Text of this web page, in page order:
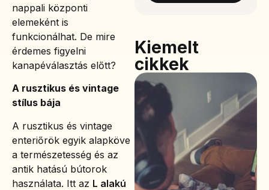
nappali központi
elemeként is
funkcionálhat. De mire
érdemes figyelni
kanapéválasztás előtt?
A rusztikus és vintage
stílus bája
A rusztikus és vintage
enteriőrök egyik alapköve
a természetesség és az
antik hatású bútorok
használata. Itt az L alakú
Kiemelt
cikkek